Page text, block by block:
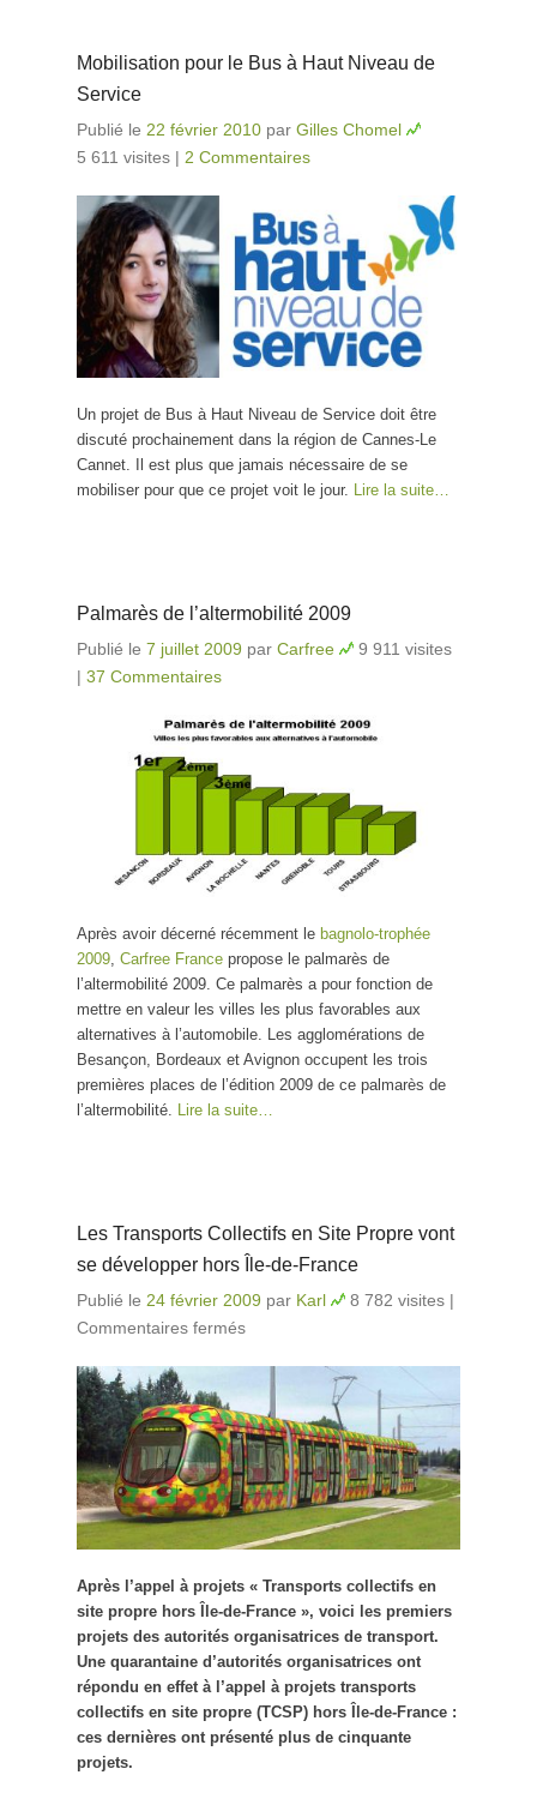
Mobilisation pour le Bus à Haut Niveau de
Service
Publié le 22 février 2010 par Gilles Chomel
5 611 visites | 2 Commentaires
Un projet de Bus à Haut Niveau de Service doit être
discuté prochainement dans la région de Cannes-Le
Cannet. Il est plus que jamais nécessaire de se
mobiliser pour que ce projet voit le jour. Lire la suite…
Palmarès de l’altermobilité 2009
Publié le 7 juillet 2009 par Carfree
9 911 visites
| 37 Commentaires
Après avoir décerné récemment le bagnolo-trophée
2009, Carfree France propose le palmarès de
l’altermobilité 2009. Ce palmarès a pour fonction de
mettre en valeur les villes les plus favorables aux
alternatives à l’automobile. Les agglomérations de
Besançon, Bordeaux et Avignon occupent les trois
premières places de l’édition 2009 de ce palmarès de
l’altermobilité. Lire la suite…
Les Transports Collectifs en Site Propre vont
se développer hors Île-de-France
Publié le 24 février 2009 par Karl 8 782 visites |
Commentaires fermés
développer hors Île-de-France
Après l’appel à projets « Transports collectifs en
site propre hors Île-de-France », voici les premiers
projets des autorités organisatrices de transport.
Une quarantaine d’autorités organisatrices ont
répondu en effet à l’appel à projets transports
collectifs en site propre (TCSP) hors Île-de-France :
ces dernières ont présenté plus de cinquante
projets.